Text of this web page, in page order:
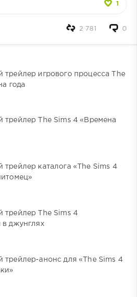
1
0
2 781
игрового процесса The
года
The Sims 4 «Времена
каталога «The Sims 4
The Sims 4
в джунглях
анонс для «The Sims 4